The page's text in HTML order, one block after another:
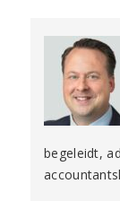
begeleidt,